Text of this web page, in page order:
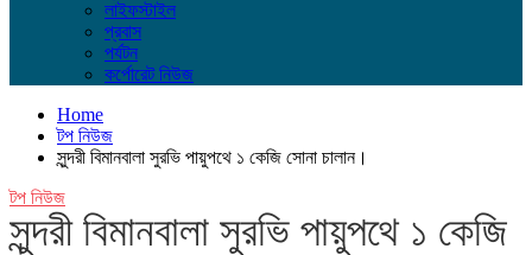
লাইফস্টাইল
প্রবাস
পর্যটন
কর্পোরেট নিউজ
Home
টপ নিউজ
সুন্দরী বিমানবালা সুরভি পায়ুপথে ১ কেজি সোনা চালান।
টপ নিউজ
সুন্দরী বিমানবালা সুরভি পায়ুপথে ১ কেজি